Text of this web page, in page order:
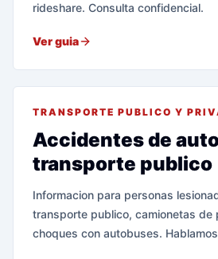
rideshare. Consulta confidencial.
Ver guia
TRANSPORTE PUBLICO Y
Accidentes de
transporte publico
Informacion para personas
transporte publico, camionetas de
choques con autobuses.